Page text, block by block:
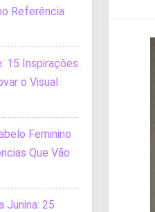
Referência
15 Inspirações
o Visual
Feminino
Que Vão
Junina: 25